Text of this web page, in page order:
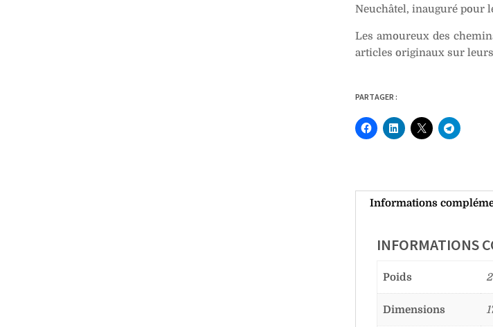
Neuchâtel, inauguré pour
Les amoureux des
articles originaux sur
PARTAGER :
Informations
INFORMATIONS
Poids
Dimensions